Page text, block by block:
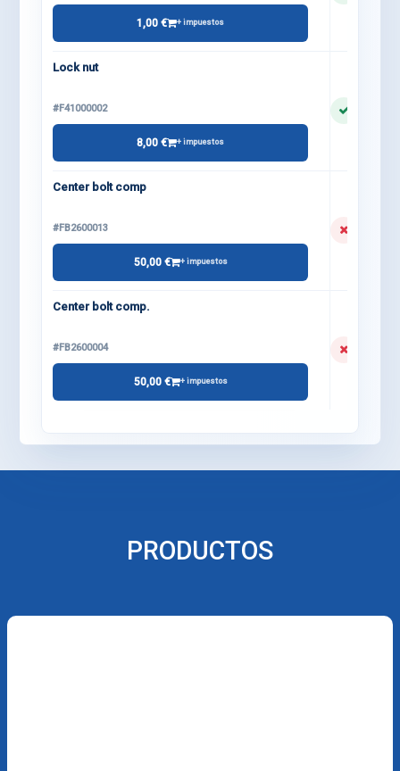
1,00 € + impuestos
Lock nut
#F41000002
8,00 € + impuestos
Center bolt comp
#FB2600013
50,00 € + impuestos
Center bolt comp.
#FB2600004
50,00 € + impuestos
PRODUCTOS